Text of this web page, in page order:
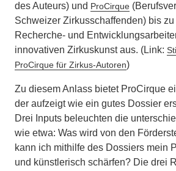
des Auteurs) und ProCirque
Schweizer Zirkusschaffenden) bis
Recherche- und
innovativen Zirkuskunst aus. (Link:
ProCirque für Zirkus-Autoren)
Zu diesem Anlass bietet ProCirque
der aufzeigt wie ein gutes Dossier
Drei Inputs beleuchten die
wie etwa: Was wird von den
kann ich mithilfe des Dossiers mein
und künstlerisch schärfen? Die drei